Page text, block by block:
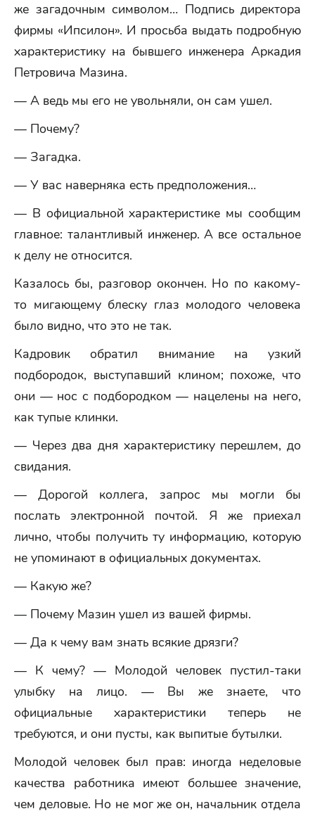
же загадочным символом… Подпись директора
фирмы «Ипсилон». И просьба выдать подробную
характеристику на бывшего инженера Аркадия
Петровича Мазина.
— А ведь мы его не увольняли, он сам ушел.
— Почему?
— Загадка.
— У вас наверняка есть предположения…
— В официальной характеристике мы сообщим
главное: талантливый инженер. А все остальное
к делу не относится.
Казалось бы, разговор окончен. Но по какому-
то мигающему блеску глаз молодого человека
было видно, что это не так.
Кадровик обратил внимание на узкий
подбородок, выступавший клином; похоже, что
они — нос с подбородком — нацелены на него,
как тупые клинки.
— Через два дня характеристику перешлем, до
свидания.
— Дорогой коллега, запрос мы могли бы
послать электронной почтой. Я же приехал
лично, чтобы получить ту информацию, которую
не упоминают в официальных документах.
— Какую же?
— Почему Мазин ушел из вашей фирмы.
— Да к чему вам знать всякие дрязги?
— К чему? — Молодой человек пустил-таки
улыбку на лицо. — Вы же знаете, что
официальные характеристики теперь не
требуются, и они пусты, как выпитые бутылки.
Молодой человек был прав: иногда неделовые
качества работника имеют большее значение,
чем деловые. Но не мог же он, начальник отдела